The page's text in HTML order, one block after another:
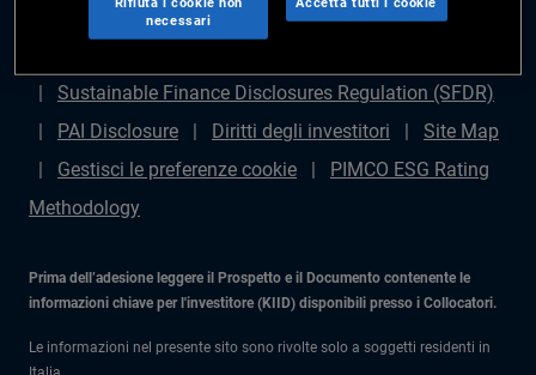
Avviso di frode
Diritti degli azionisti
Sustainable Finance Disclosures Regulation (SFDR)
PAI Disclosure
Diritti degli investitori
Site Map
Gestisci le preferenze cookie
PIMCO ESG Rating
Methodology
Prima dell’adesione leggere il Prospetto e il Documento contenente le
informazioni chiave per l'investitore (KIID) disponibili presso i Collocatori.
Le informazioni nel presente sito sono rivolte solo a soggetti residenti in
necessari